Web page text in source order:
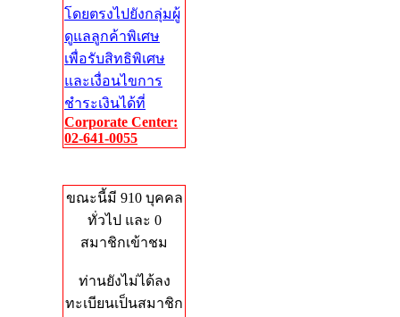
โดยตรงไปยังกลุ่มผู้
ดูแลลูกค้าพิเศษ
เพื่อรับสิทธิพิเศษ
และเงื่อนไขการ
ชำระเงินได้ที่
Corporate Center:
02-641-0055
ขณะนี้มี 910 บุคคล
ทั่วไป และ 0
สมาชิกเข้าชม
ท่านยังไม่ได้ลง
ทะเบียนเป็นสมาชิก